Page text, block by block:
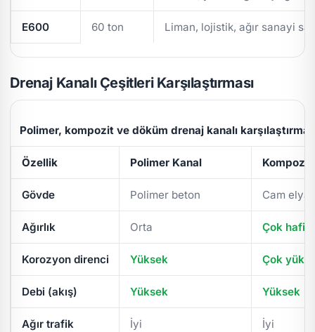
E600 60 ton Liman, lojistik, ağır sanayi
Drenaj Kanalı Çeşitleri Karşılaştırması
Polimer, kompozit ve döküm drenaj kanalı
Özellik Polimer Kanal Kompozit
Gövde Polimer beton Cam
Ağırlık Orta Çok hafif
Korozyon direnci Yüksek Çok
Debi (akış) Yüksek Yüksek
Ağır trafik İyi İyi